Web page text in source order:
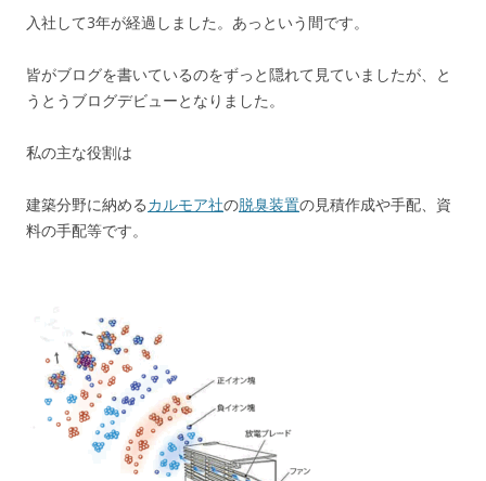
入社して3年が経過しました。あっという間です。
皆がブログを書いているのをずっと隠れて見ていましたが、と
うとうブログデビューとなりました。
私の主な役割は
建築分野に納めるカルモア社の脱臭装置の見積作成や手配、資
料の手配等です。